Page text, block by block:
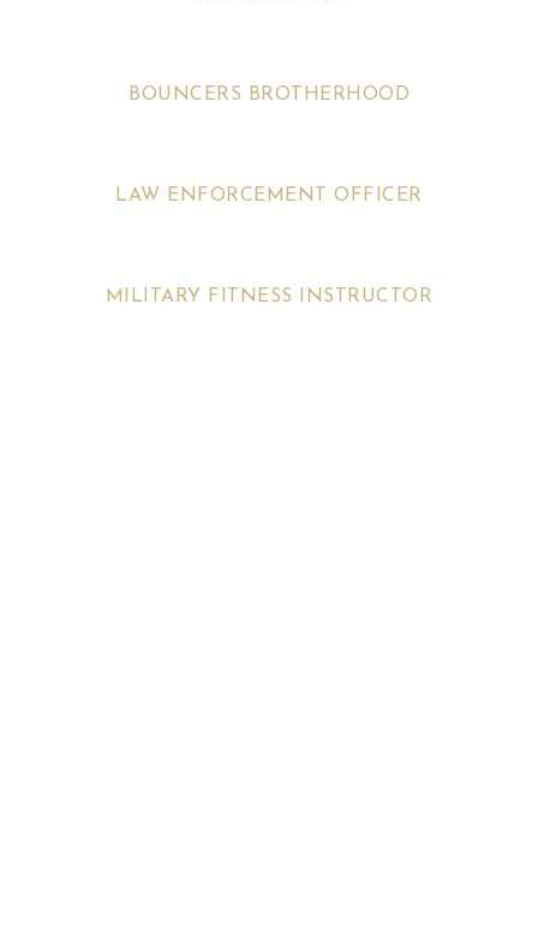
BOUNCERS BROTHERHOOD
LAW ENFORCEMENT OFFICER
MILITARY FITNESS INSTRUCTOR